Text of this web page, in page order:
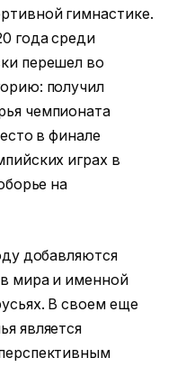
гимнастике.
года среди
перешел во
получил
чемпионата
в финале
играх в
на
добавляются
мира и именной
В своем еще
является